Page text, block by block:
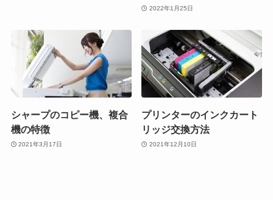
2022年1月25日
シャープのコピー機、複合
機の特徴
2021年3月17日
プリンターのインクカート
リッジ交換方法
2021年12月10日